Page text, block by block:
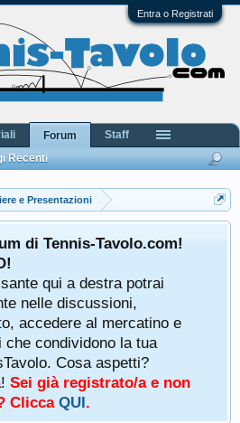
Entra o Registrati
e Presentazioni
di Tennis-Tavolo.com!
qui a destra potrai
nelle discussioni,
accedere al mercatino e
condividono la tua
Cosa aspetti?
Sei già registrato/a e non
Clicca QUI.
Forum
Recenti
Staff